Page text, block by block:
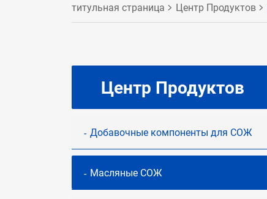
титульная страница Центр Продуктов
Центр Продуктов
Добавочные компоненты для СОЖ
Масляные СОЖ